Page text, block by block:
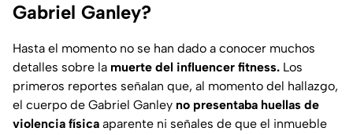
Gabriel Ganley?
Hasta el momento no se han dado a conocer muchos
detalles sobre la muerte del influencer fitness. Los
primeros reportes señalan que, al momento del hallazgo,
el cuerpo de Gabriel Ganley no presentaba huellas de
violencia física aparente ni señales de que el inmueble